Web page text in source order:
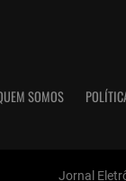
SOMOS
Jornal